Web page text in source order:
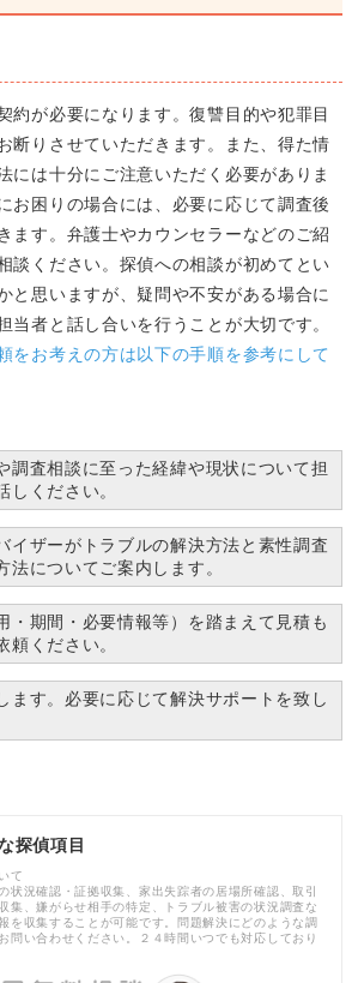
約が必要になります。復讐目的や犯罪目
断りさせていただきます。また、得た情
には十分にご注意いただく必要がありま
お困りの場合には、必要に応じて調査後
ます。弁護士やカウンセラーなどのご紹
談ください。探偵への相談が初めてとい
と思いますが、疑問や不安がある場合に
当者と話し合いを行うことが大切です。
をお考えの方は以下の手順を参考にして
調査相談に至った経緯や現状について担
しください。
イザーがトラブルの解決方法と素性調査
法についてご案内します。
・期間・必要情報等）を踏まえて見積も
頼ください。
ます。必要に応じて解決サポートを致し
探偵項目
て
状況確認・証拠収集、家出失踪者の居場所確認、取引
集、嫌がらせ相手の特定、トラブル被害の状況調査な
を収集することが可能です。問題解決にどのような調
問い合わせください。２４時間いつでも対応しており